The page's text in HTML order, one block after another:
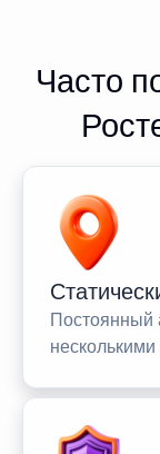
Часто
Постоянный